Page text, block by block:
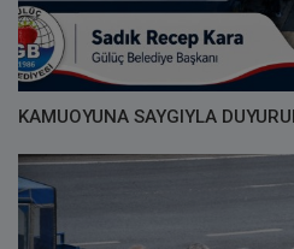
KAMUOYUNA SAYGIYLA